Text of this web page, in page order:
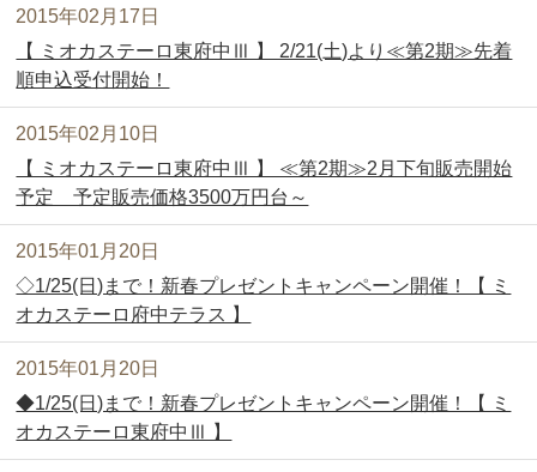
2015年02月17日
【 ミオカステーロ東府中Ⅲ 】 2/21(土)より≪第2期≫先着
順申込受付開始！
2015年02月10日
【 ミオカステーロ東府中Ⅲ 】 ≪第2期≫2月下旬販売開始
予定 予定販売価格3500万円台～
2015年01月20日
◇1/25(日)まで！新春プレゼントキャンペーン開催！【 ミ
オカステーロ府中テラス 】
2015年01月20日
◆1/25(日)まで！新春プレゼントキャンペーン開催！【 ミ
オカステーロ東府中Ⅲ 】